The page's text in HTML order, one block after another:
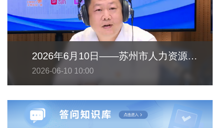
2026年6月10日——苏州市人力资源和社会保障局
2026-06-10 10:00